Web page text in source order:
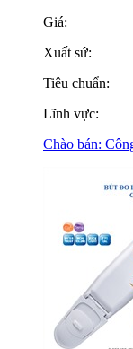
Giá:
Xuất sứ:
Tiêu chuẩn:
Lĩnh vực:
Chào bán: